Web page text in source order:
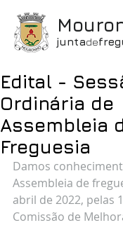
juntade
Edital -
Ordinária de
Assembleia
Freguesia
Damos
Assembleia de
abril de 2022, pelas
Comissão de